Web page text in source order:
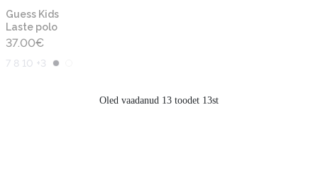
Guess Kids
Laste polo
37.00€
7 8 10 +3
Oled vaadanud 13 toodet 13st